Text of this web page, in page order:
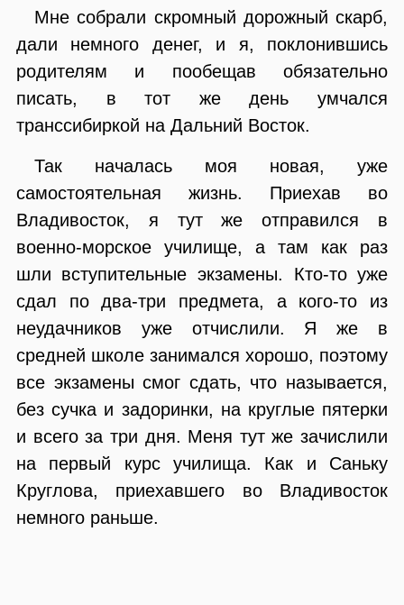
Мне собрали скромный дорожный скарб,
дали немного денег, и я, поклонившись
родителям и пообещав обязательно
писать, в тот же день умчался
транссибиркой на Дальний Восток.
Так началась моя новая, уже
самостоятельная жизнь. Приехав во
Владивосток, я тут же отправился в
военно-морское училище, а там как раз
шли вступительные экзамены. Кто-то уже
сдал по два-три предмета, а кого-то из
неудачников уже отчислили. Я же в
средней школе занимался хорошо, поэтому
все экзамены смог сдать, что называется,
без сучка и задоринки, на круглые пятерки
и всего за три дня. Меня тут же зачислили
на первый курс училища. Как и Саньку
Круглова, приехавшего во Владивосток
немного раньше.